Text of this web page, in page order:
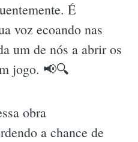
É
voz ecoando nas
um de nós a abrir os
jogo. 📢🔍
obra
a chance de